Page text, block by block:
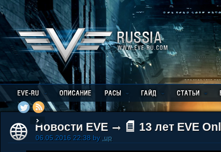
Новости EVE 13 лет EVE
06.05.2016 22:38 by .up